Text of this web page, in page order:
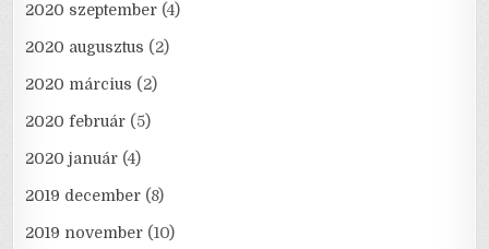
2020 szeptember (4)
2020 augusztus (2)
2020 március (2)
2020 február (5)
2020 január (4)
2019 december (8)
2019 november (10)